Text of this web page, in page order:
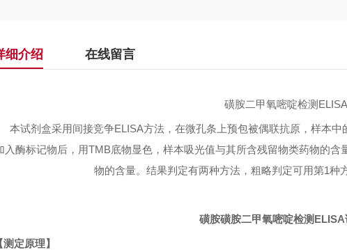
细介绍 在线留言
磺胺二甲氧嘧啶检测
本试剂盒采用间接竞争ELISA方法，在微孔条上预包被偶联抗原，样本
入酶标记物后，用TMB底物显色，样本吸光值与其所含残留物类药物的
物的含量。结果判定有两种方法，粗略判定可用第1种
磺胺磺胺二甲氧嘧啶检测
测定原理】